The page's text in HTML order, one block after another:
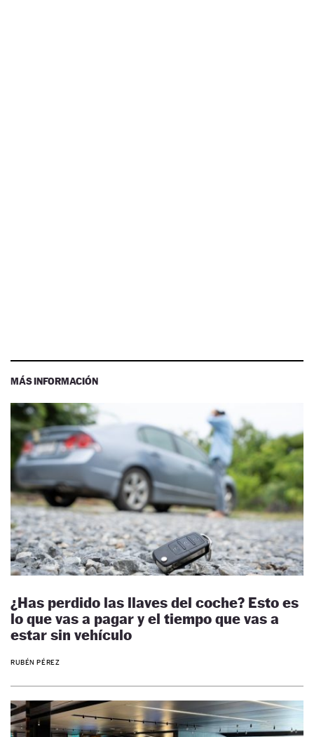
MÁS INFORMACIÓN
¿Has perdido las llaves del coche? Esto es
lo que vas a pagar y el tiempo que vas a
estar sin vehículo
RUBÉN PÉREZ